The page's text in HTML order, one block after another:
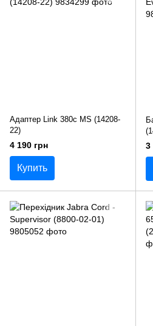
Адаптер Link 380с MS (14208-
22)
4 190 грн
Купить
3